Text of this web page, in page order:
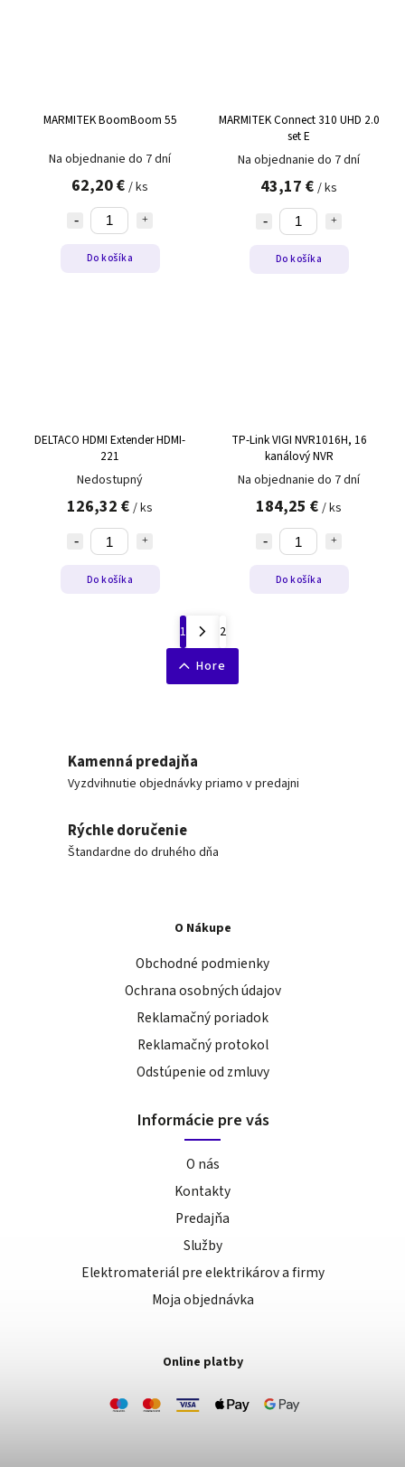
MARMITEK BoomBoom 55
Na objednanie do 7 dní
62,20 € / ks
Do košíka
MARMITEK Connect 310 UHD 2.0
set E
Na objednanie do 7 dní
43,17 € / ks
Do košíka
DELTACO HDMI Extender HDMI-
221
Nedostupný
126,32 € / ks
Do košíka
TP-Link VIGI NVR1016H, 16
kanálový NVR
Na objednanie do 7 dní
184,25 € / ks
Do košíka
1
2
Hore
Kamenná predajňa
Vyzdvihnutie objednávky priamo v predajni
Rýchle doručenie
Štandardne do druhého dňa
O Nákupe
Obchodné podmienky
Ochrana osobných údajov
Reklamačný poriadok
Reklamačný protokol
Odstúpenie od zmluvy
Informácie pre vás
O nás
Kontakty
Predajňa
Služby
Elektromateriál pre elektrikárov a firmy
Moja objednávka
Online platby